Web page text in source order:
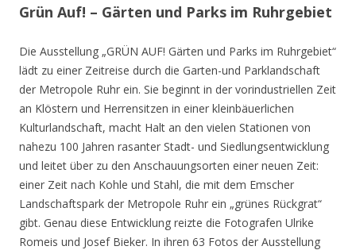
Grün Auf! – Gärten und Parks im Ruhrgebiet
Die Ausstellung „GRÜN AUF! Gärten und Parks im Ruhrgebiet“
lädt zu einer Zeitreise durch die Garten-und Parklandschaft
der Metropole Ruhr ein. Sie beginnt in der vorindustriellen Zeit
an Klöstern und Herrensitzen in einer kleinbäuerlichen
Kulturlandschaft, macht Halt an den vielen Stationen von
nahezu 100 Jahren rasanter Stadt- und Siedlungsentwicklung
und leitet über zu den Anschauungsorten einer neuen Zeit:
einer Zeit nach Kohle und Stahl, die mit dem Emscher
Landschaftspark der Metropole Ruhr ein „grünes Rückgrat“
gibt. Genau diese Entwicklung reizte die Fotografen Ulrike
Romeis und Josef Bieker. In ihren 63 Fotos der Ausstellung